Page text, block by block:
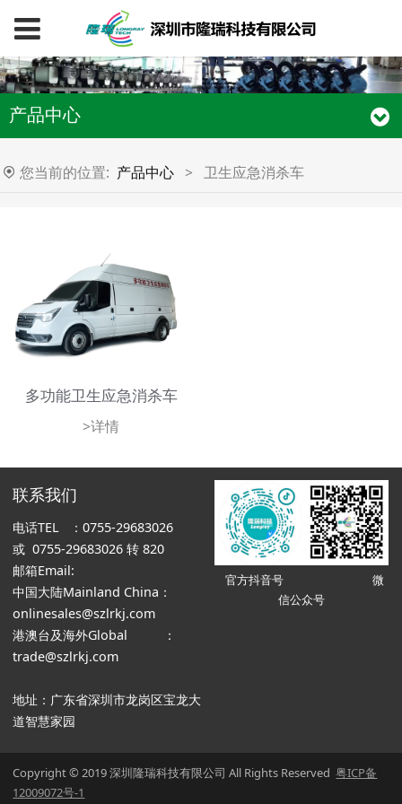
产品中心
您当前的位置: 产品中心 > 卫生应急消杀车
多功能卫生应急消杀车
>详情
联系我们
电话TEL ：0755-29683026
或 0755-29683026 转 820
邮箱Email:
中国大陆Mainland China：
onlinesales@szlrkj.com
港澳台及海外Global ：
trade@szlrkj.com
地址：广东省深圳市龙岗区宝龙大
道智慧家园
官方抖音号 微
信公众号
Copyright © 2019 深圳隆瑞科技有限公司 All Rights Reserved粤ICP备
12009072号-1